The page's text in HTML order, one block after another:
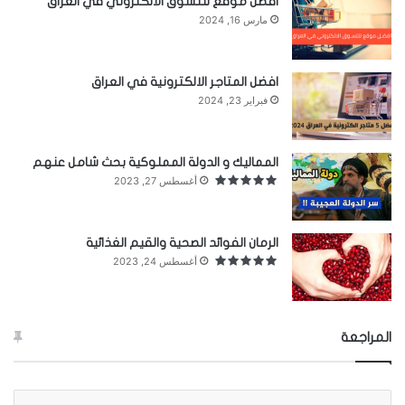
وشك.
ولكن لم يمر عبر هذه المواضيع مرور الكرام بل حاول
أن يلهمنا بحلول من تجارب الآخرين وحقائق تثبت صحة
القول.
ليطمئنّ قلبي وقد اطمئنّ فعلاًرواية تحمِلُ إجابات
تجعلني أشكّ أنّ ادهم كان ساحراً لكي يعرف ما يجول
بخاطري.
المصادر
لتحميل الرواية أنقر
مارس 16, 2024
افضل المتاجر الالكترونية في العراق
فبراير 23, 2024
المماليك و الدولة المملوكية بحث شامل عنهم
أغسطس 27, 2023
الرمان الفوائد الصحية والقيم الغذائية
أغسطس 24, 2023
المراجعة